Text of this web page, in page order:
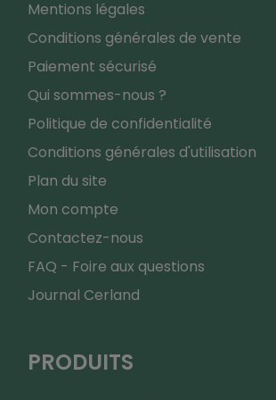
Mentions légales
Conditions générales de vente
Paiement sécurisé
Qui sommes-nous ?
Politique de confidentialité
Conditions générales d'utilisation
Plan du site
Mon compte
Contactez-nous
FAQ - Foire aux questions
Journal Cerland
PRODUITS